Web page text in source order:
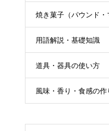
焼き菓子（パウンド・
用語解説・基礎知識
道具・器具の使い方
風味・香り・食感の作